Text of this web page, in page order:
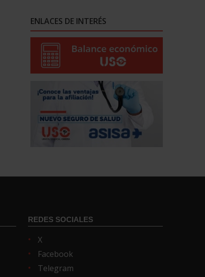
ENLACES DE INTERÉS
REDES SOCIALES
X
Facebook
Telegram